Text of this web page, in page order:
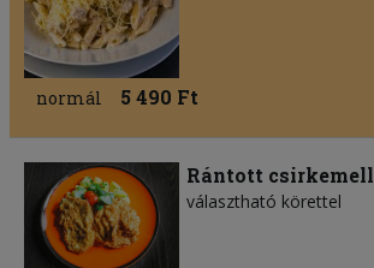
normál 5 490 Ft
Rántott csirkemell
választható körettel